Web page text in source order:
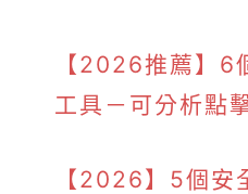
【2026推薦】6
工具－可分析點
【2026】5個安